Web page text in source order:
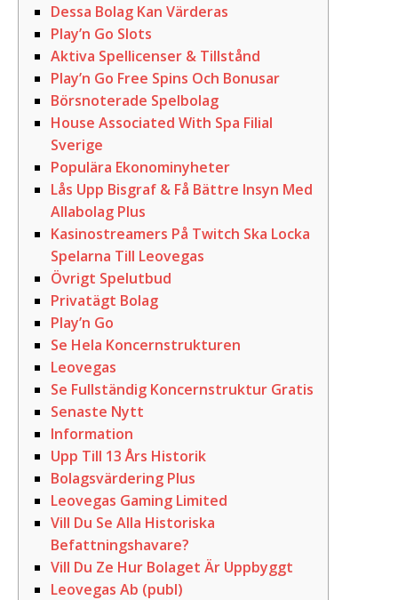
Dessa Bolag Kan Värderas
Play’n Go Slots
Aktiva Spellicenser & Tillstånd
Play’n Go Free Spins Och Bonusar
Börsnoterade Spelbolag
House Associated With Spa Filial
Sverige
Populära Ekonominyheter
Lås Upp Bisgraf & Få Bättre Insyn Med
Allabolag Plus
Kasinostreamers På Twitch Ska Locka
Spelarna Till Leovegas
Övrigt Spelutbud
Privatägt Bolag
Play’n Go
Se Hela Koncernstrukturen
Leovegas
Se Fullständig Koncernstruktur Gratis
Senaste Nytt
Information
Upp Till 13 Års Historik
Bolagsvärdering Plus
Leovegas Gaming Limited
Vill Du Se Alla Historiska
Befattningshavare?
Vill Du Ze Hur Bolaget Är Uppbyggt
Leovegas Ab (publ)